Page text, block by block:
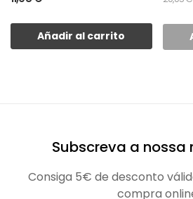
Añadir al carrito
Subscreva a nossa
Consiga 5€ de desconto
compra